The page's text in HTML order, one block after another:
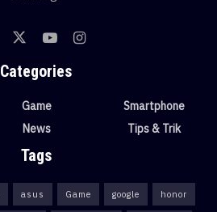
Categories
Game
News
Smartphone
Tips & Trik
Tags
asus Game google honor